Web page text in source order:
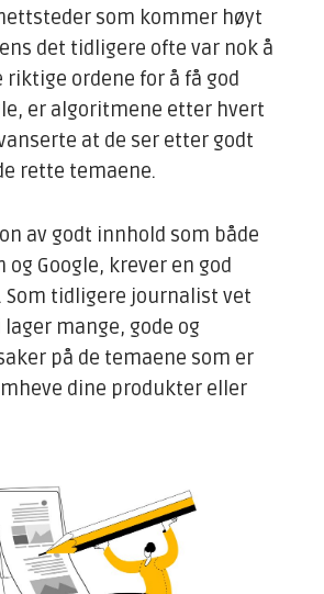
som kommer høyt
det tidligere ofte var nok å
riktige ordene for å få god
er algoritmene etter hvert
at de ser etter godt
rette temaene.
av godt innhold som både
Google, krever en god
tidligere journalist vet
mange, gode og
på de temaene som er
dine produkter eller